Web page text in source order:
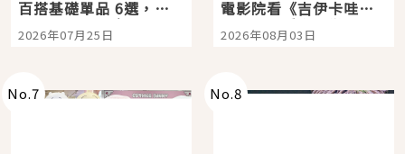
百搭基礎單品 6選，閉
眼全收也不心疼
2026年07月25日
電影院看《吉伊卡哇》
嗎？日本重金屬樂團
「打首」會長與nagano
2026年08月03日
No.7 No.8